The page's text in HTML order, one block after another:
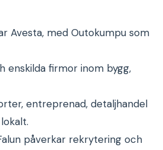
Avesta, med Outokumpu som
enskilda firmor inom bygg,
entreprenad, detaljhandel
påverkar rekrytering och